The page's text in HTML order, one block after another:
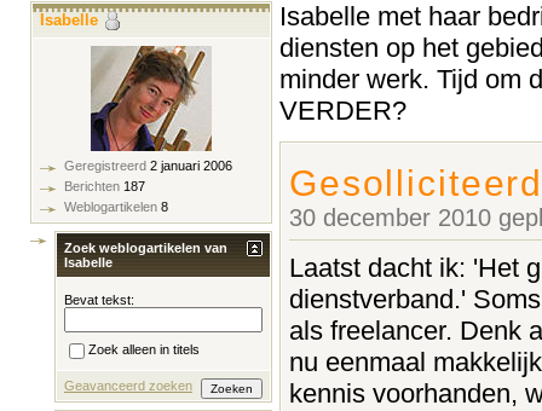
Isabelle met haar
diensten op het
minder werk. Tijd om
VERDER?
30 december 2010
Laatst dacht ik: 'Het
dienstverband.'
als freelancer. Denk
nu eenmaal
kennis voorhanden,
Isabelle
Geregistreerd 2 januari 2006
Berichten 187
Weblogartikelen 8
Zoek weblogartikelen van
Isabelle
Bevat tekst:
Zoek alleen in titels
Geavanceerd zoeken